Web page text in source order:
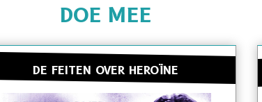
DOE MEE
DE FEITEN OVER HEROÏNE